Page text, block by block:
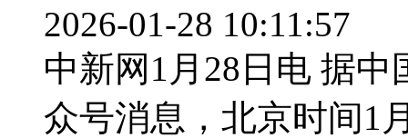
2026-01-28 10:11:57
中新网1月28日电 据
众号消息，北京时间1